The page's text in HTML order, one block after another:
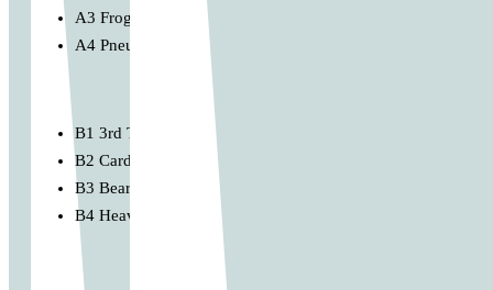
A3 Frog Jumps
A4 Pneu Flip
B1 3rd Tibetian
B2 Cardio ROW
B3 Bear Walking
B4 Heavy Carry